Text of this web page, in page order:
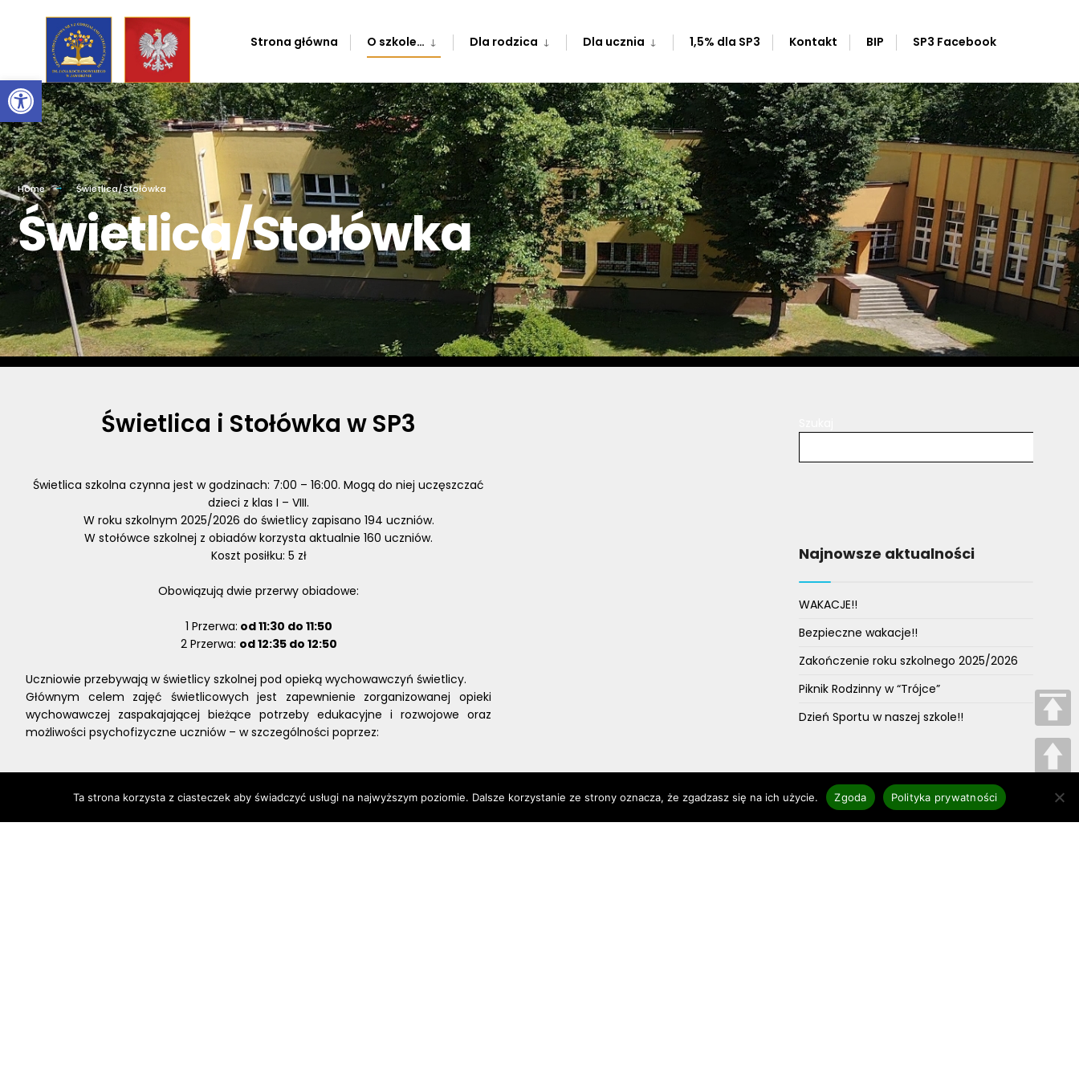
Otwórz pasek narzędzi
Strona główna O szkole… Dla rodzica Dla ucznia 1,5% dla SP3 Kontakt BIP SP3 Facebook
Home Świetlica/Stołówka
Świetlica/Stołówka
Świetlica i Stołówka w SP3
Świetlica szkolna czynna jest w godzinach: 7:00 – 16:00. Mogą do niej uczęszczać
dzieci z klas I – VIII.
W roku szkolnym 2025/2026 do świetlicy zapisano 194 uczniów.
W stołówce szkolnej z obiadów korzysta aktualnie 160 uczniów.
Koszt posiłku: 5 zł
Obowiązują dwie przerwy obiadowe:
1 Przerwa: od 11:30 do 11:50
2 Przerwa: od 12:35 do 12:50
Uczniowie przebywają w świetlicy szkolnej pod opieką wychowawczyń świetlicy.
Głównym celem zajęć świetlicowych jest zapewnienie zorganizowanej opieki
wychowawczej zaspakajającej bieżące potrzeby edukacyjne i rozwojowe oraz
możliwości psychofizyczne uczniów – w szczególności poprzez:
Najnowsze aktualności
WAKACJE!!
Bezpieczne wakacje!!
Zakończenie roku szkolnego 2025/2026
Piknik Rodzinny w “Trójce”
Dzień Sportu w naszej szkole!!
Szukaj
Ta strona korzysta z ciasteczek aby świadczyć usługi na najwyższym poziomie. Dalsze korzystanie ze strony oznacza, że zgadzasz się na ich użycie. Zgoda Polityka prywatności